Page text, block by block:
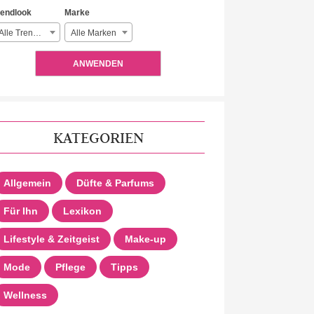
Alle Trendlooks
Marke
Alle Marken
ANWENDEN
KATEGORIEN
Allgemein Düfte & Parfums
Für Ihn Lexikon
Lifestyle & Zeitgeist Make-up
Mode Pflege Tipps
Wellness